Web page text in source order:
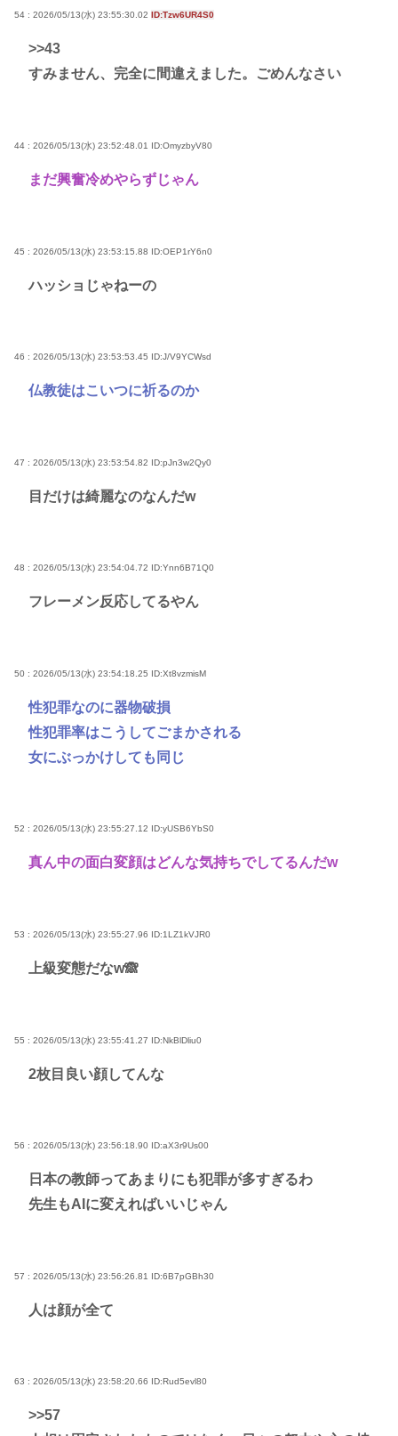
54 : 2026/05/13(水) 23:55:30.02 ID:Tzw6UR4S0
>>43
すみません、完全に間違えました。ごめんなさい
44 : 2026/05/13(水) 23:52:48.01 ID:OmyzbyV80
まだ興奮冷めやらずじゃん
45 : 2026/05/13(水) 23:53:15.88 ID:OEP1rY6n0
ハッショじゃねーの
46 : 2026/05/13(水) 23:53:53.45 ID:J/V9YCWsd
仏教徒はこいつに祈るのか
47 : 2026/05/13(水) 23:53:54.82 ID:pJn3w2Qy0
目だけは綺麗なのなんだw
48 : 2026/05/13(水) 23:54:04.72 ID:Ynn6B71Q0
フレーメン反応してるやん
50 : 2026/05/13(水) 23:54:18.25 ID:Xt8vzmisM
性犯罪なのに器物破損
性犯罪率はこうしてごまかされる
女にぶっかけしても同じ
52 : 2026/05/13(水) 23:55:27.12 ID:yUSB6YbS0
真ん中の面白変顔はどんな気持ちでしてるんだw
53 : 2026/05/13(水) 23:55:27.96 ID:1LZ1kVJR0
上級変態だなw🙈
55 : 2026/05/13(水) 23:55:41.27 ID:NkBlDliu0
2枚目良い顔してんな
56 : 2026/05/13(水) 23:56:18.90 ID:aX3r9Us00
日本の教師ってあまりにも犯罪が多すぎるわ
先生もAIに変えればいいじゃん
57 : 2026/05/13(水) 23:56:26.81 ID:6B7pGBh30
人は顔が全て
63 : 2026/05/13(水) 23:58:20.66 ID:Rud5evl80
>>57